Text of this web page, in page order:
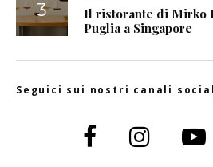
Il ristorante di Mirko
Puglia a Singapore
Seguici sui nostri canali social